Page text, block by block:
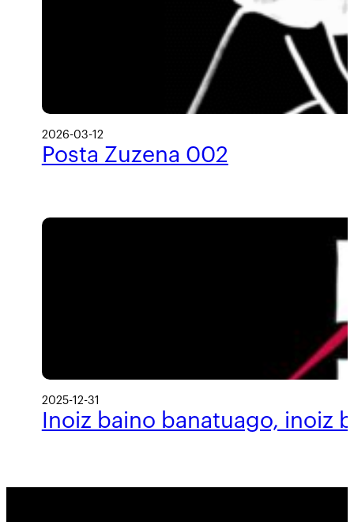
2026-03-12
Posta Zuzena 002
2025-12-31
Inoiz baino banatuago, inoiz